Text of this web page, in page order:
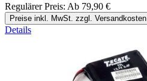
Regulärer Preis: Ab 79,90 €
Preise inkl. MwSt. zzgl. Versandkosten
Details